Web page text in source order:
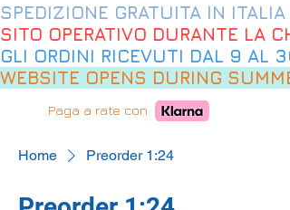
SPEDIZIONE GRATUITA IN ITALIA
Paga a rate con
SITO OPERATIVO DURANTE LA
GLI ORDINI RICEVUTI DAL 9 AL
WEBSITE OPENS DURING
Home Preorder 1:24